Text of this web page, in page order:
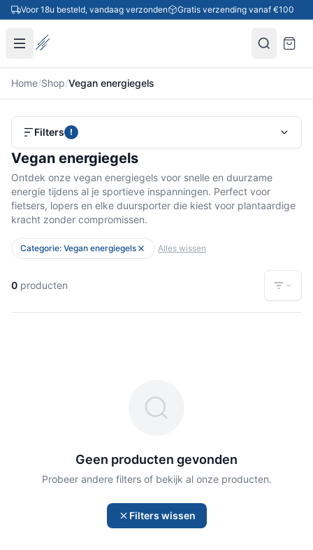
Ga naar inhoud
Voor 18u besteld, vandaag verzonden Gratis verzending vanaf €100
Home/Shop/Vegan energiegels
Filters !
Vegan energiegels
Ontdek onze vegan energiegels voor snelle en duurzame
energie tijdens al je sportieve inspanningen. Perfect voor
fietsers, lopers en elke duursporter die kiest voor plantaardige
kracht zonder compromissen.
Categorie: Vegan energiegels Alles wissen
0 producten
Geen producten gevonden
Probeer andere filters of bekijk al onze producten.
Filters wissen